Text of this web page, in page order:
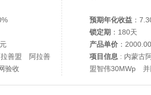
拉善盟 阿拉善
验收
预期年化收益 ：
锁定期 ：180天
产品单价 ：
项目信息 : 内蒙古
盟智伟30MWp 并